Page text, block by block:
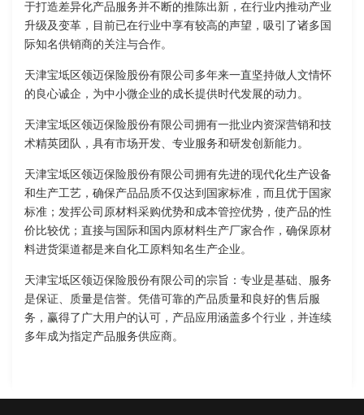
于打造差异化产品服务并不断的推陈出新，在行业内推动产业
升级及变革，目前已在行业中享有较高的声望，吸引了诸多国
际知名供销商的关注与合作。
天津宝坻区领迈保险股份有限公司多年来一直坚持做人文情怀
的良心诚企，为中小微企业的成长提供时代发展的动力。
天津宝坻区领迈保险股份有限公司拥有一批业内资深营销和技
术精英团队，具有市场开发、专业服务和研发创新能力。
天津宝坻区领迈保险股份有限公司拥有先进的现代化生产设备
和生产工艺，确保产品品质不仅达到国家标准，而且优于国家
标准；发挥公司原材料采购优势和成本管控优势，使产品的性
价比较优；直接与国际和国内原材料生产厂家合作，确保原材
料进货渠道都是来自化工原料知名生产企业。
天津宝坻区领迈保险股份有限公司的宗旨：专业是基础、服务
是保证、质量是信誉。凭借可靠的产品质量和良好的售后服
务，赢得了广大用户的认可，产品应用涵盖多个行业，并连续
多年成为指定产品服务供应商。